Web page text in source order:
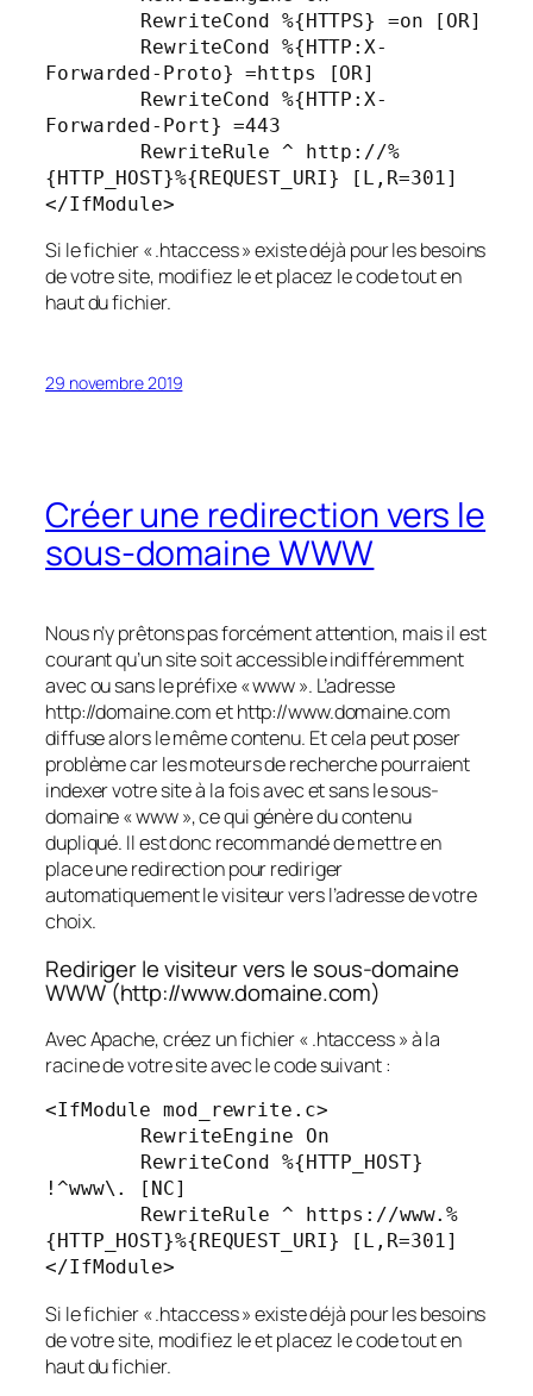
Forwarded-Proto} =https [OR]
Forwarded-Port} =443
{HTTP_HOST}%{REQUEST_URI} [L,R=301]
</IfModule>
Si le fichier « .htaccess » existe déjà pour les besoins
de votre site, modifiez le et placez le code tout en
haut du fichier.
29 novembre 2019
Créer une redirection vers le
sous-domaine WWW
Nous n’y prêtons pas forcément attention, mais il est
courant qu’un site soit accessible indifféremment
avec ou sans le préfixe « www ». L’adresse
http://domaine.com et http://www.domaine.com
diffuse alors le même contenu. Et cela peut poser
problème car les moteurs de recherche pourraient
indexer votre site à la fois avec et sans le sous-
domaine « www », ce qui génère du contenu
dupliqué. Il est donc recommandé de mettre en
place une redirection pour rediriger
automatiquement le visiteur vers l’adresse de votre
choix.
Rediriger le visiteur vers le sous-domaine
WWW (http://www.domaine.com)
Avec Apache, créez un fichier « .htaccess » à la
racine de votre site avec le code suivant :
<IfModule mod_rewrite.c>
!^www\. [NC]
{HTTP_HOST}%{REQUEST_URI} [L,R=301]
</IfModule>
Si le fichier « .htaccess » existe déjà pour les besoins
de votre site, modifiez le et placez le code tout en
haut du fichier.